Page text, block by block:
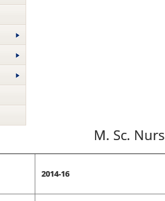
M. Sc.
2014-16